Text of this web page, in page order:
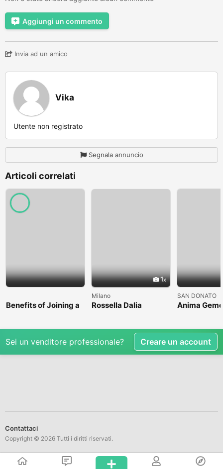
Aggiungi un commento
Invia ad un amico
Vika
Utente non registrato
Segnala annuncio
Articoli correlati
Benefits of Joining a
Professional Nasha
1
Milano
Rossella Dalia
SAN DONATO
Anima
Sei un venditore professionale? Creare un account
Contattaci
Copyright © 2026 Tutti i diritti riservati.